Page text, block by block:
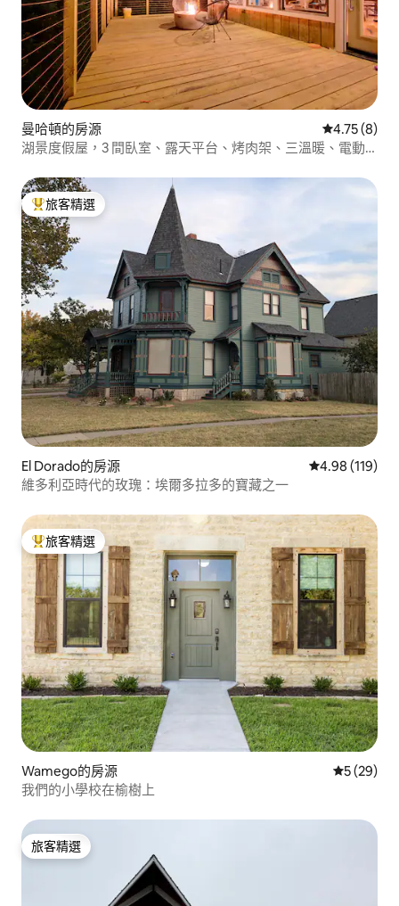
曼哈頓的房源 從 8 則評價
4.75 (8)
湖景度假屋，3 間臥室、露天平台、烤肉架、三溫暖、電動
旅客精選榜首
旅客精選
El Dorado的房源 從 119 則評價
4.98 (119)
維多利亞時代的玫瑰：埃爾多拉多的寶藏之一
旅客精選榜首
旅客精選
Wamego的房源 從 29 則評
5 (29)
我們的小學校在榆樹上
旅客精選
旅客精選